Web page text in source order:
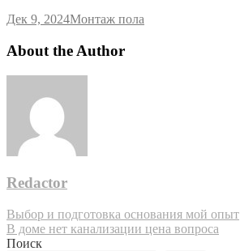
Дек 9, 2024Монтаж пола
About the Author
Redactor
Навигация
по
Выбор и подготовка основания мой опыт
В доме нет канализации цена вопроса
Поиск